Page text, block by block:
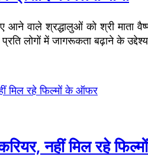
आने वाले श्रद्धालुओं को श्री माता
लोगों में जागरूकता बढ़ाने के
नहीं मिल रहे